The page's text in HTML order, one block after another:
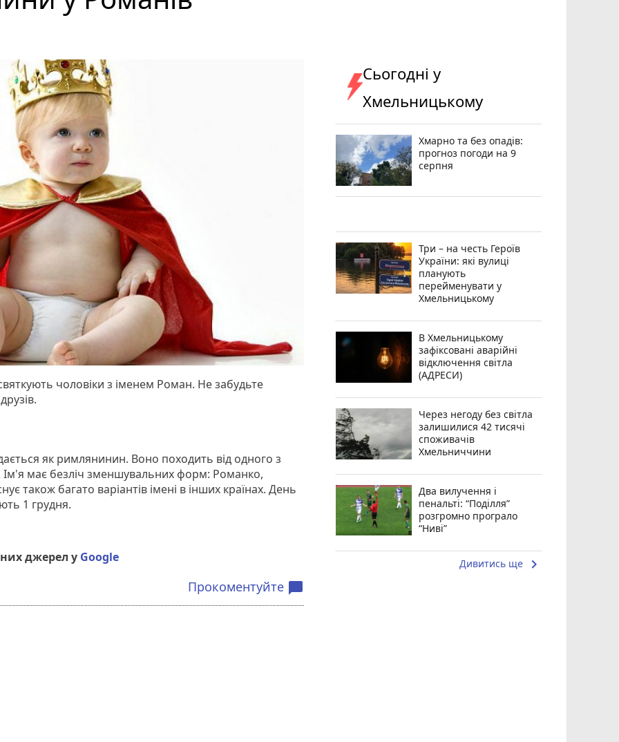
чоловіки з іменем Роман. Не забудьте
як римлянинин. Воно походить від одного з
має безліч зменшувальних форм: Романко,
також багато варіантів імені в інших країнах. День
1 грудня.
джерел у Google
Прокоментуйте chat_bubble
Сьогодні у
Хмельницькому
Хмарно та без опадів:
прогноз погоди на 9
серпня
Три – на честь Героїв
України: які вулиці
планують
перейменувати у
Хмельницькому
В Хмельницькому
зафіксовані аварійні
відключення світла
(АДРЕСИ)
Через негоду без світла
залишилися 42 тисячі
споживачів
Хмельниччини
Два вилучення і
пенальті: “Поділля”
розгромно програло
“Ниві”
Дивитись ще keyboard_arrow_right